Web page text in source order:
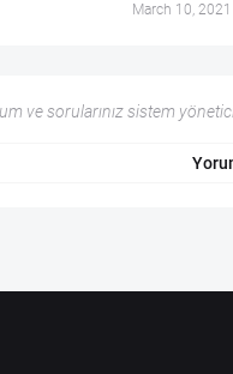
March 10, 2021
ve sorularınız sistem